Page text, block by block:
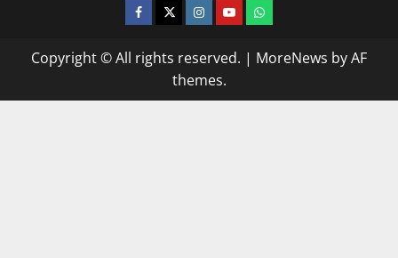
facebooktwitterinstagram.com
youtubewhatsapp
Copyright © All rights reserved. | MoreNews by AF
themes.